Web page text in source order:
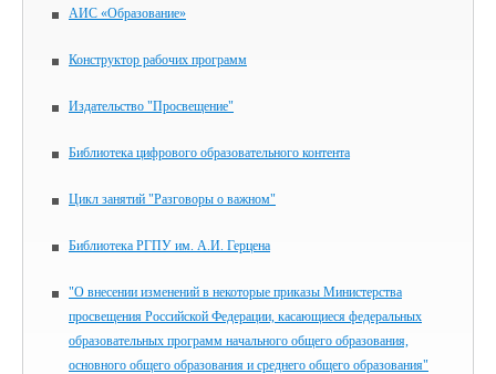
АИС «Образование»
Конструктор рабочих программ
Издательство "Просвещение"
Библиотека цифрового образовательного контента
Цикл занятий "Разговоры о важном"
Библиотека РГПУ им. А.И. Герцена
"О внесении изменений в некоторые приказы Министерства
просвещения Российской Федерации, касающиеся федеральных
образовательных программ начального общего образования,
основного общего образования и среднего общего образования"